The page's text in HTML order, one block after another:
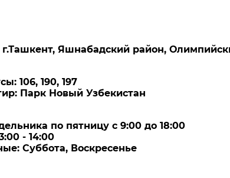
г.Ташкент, Яшнабадский район,
106, 190, 197
Парк Новый Узбекистан
по пятницу с 9:00 до 18:00
- 14:00
Суббота, Воскресенье